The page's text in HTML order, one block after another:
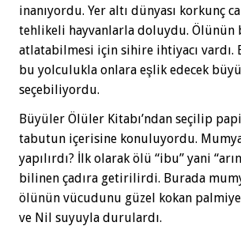
inanıyordu. Yer altı dünyası korkunç
tehlikeli hayvanlarla doluydu.
atlatabilmesi için sihire ihtiyacı vardı.
bu yolculukla onlara eşlik edecek
seçebiliyordu.
Büyüler Ölüler Kitabı’ndan seçilip
tabutun içerisine konuluyordu.
yapılırdı? İlk olarak ölü “ibu” yani
bilinen çadıra getirilirdi. Burada
ölünün vücudunu güzel kokan palmiye
ve Nil suyuyla durulardı.